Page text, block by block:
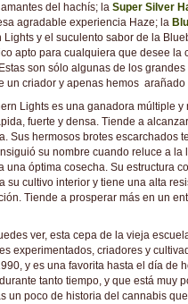
del hachís; la Super Silver
agradable experiencia Haze; la
Lights y el suculento sabor de la
apto para cualquiera que desee la
son sólo algunas de los
un criador y apenas hemos
Lights es una ganadora múltiple
fuerte y densa. Tiende a
Sus hermosos brotes escarchados
su nombre cuando reluce a
una óptima cosecha. Su estructura
su cultivo interior y tiene una alta
Tiende a prosperar más en un
ver, esta cepa de la vieja
experimentados, criadores y
y es una favorita hasta el día de
tanto tiempo, y que está muy
un poco de historia del cannabis